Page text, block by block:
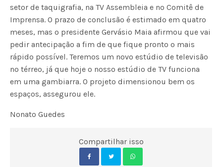
setor de taquigrafia, na TV Assembleia e no Comitê de
Imprensa. O prazo de conclusão é estimado em quatro
meses, mas o presidente Gervásio Maia afirmou que vai
pedir antecipação a fim de que fique pronto o mais
rápido possível. Teremos um novo estúdio de televisão
no térreo, já que hoje o nosso estúdio de TV funciona
em uma gambiarra. O projeto dimensionou bem os
espaços, assegurou ele.
Nonato Guedes
Compartilhar isso